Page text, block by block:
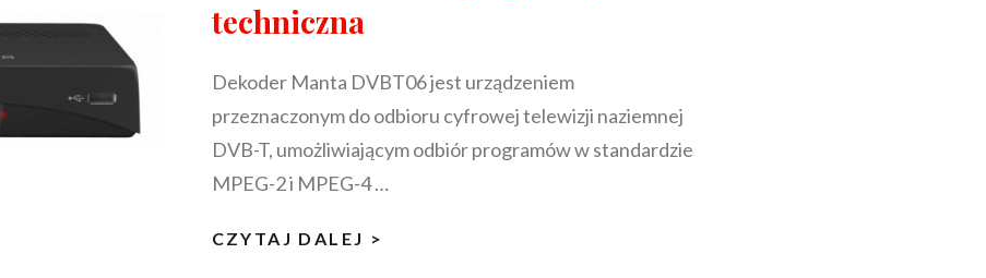
techniczna
Dekoder Manta DVBT06 jest urządzeniem
przeznaczonym do odbioru cyfrowej telewizji naziemnej
DVB-T, umożliwiającym odbiór programów w standardzie
MPEG-2 i MPEG-4 …
CZYTAJ DALEJ >